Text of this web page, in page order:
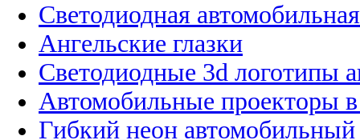
Светодиодная
Ангельские глазки
Светодиодные 3d логотипы
Автомобильные проекторы
Гибкий неон автомобильный